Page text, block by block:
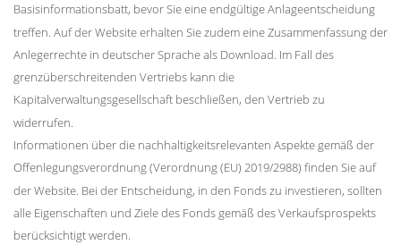
Basisinformationsbatt, bevor Sie eine endgültige Anlageentscheidung
treffen. Auf der Website erhalten Sie zudem eine Zusammenfassung der
Anlegerrechte in deutscher Sprache als Download. Im Fall des
grenzüberschreitenden Vertriebs kann die
Kapitalverwaltungsgesellschaft beschließen, den Vertrieb zu
widerrufen.
Informationen über die nachhaltigkeitsrelevanten Aspekte gemäß der
Offenlegungsverordnung (Verordnung (EU) 2019/2988) finden Sie auf
der Website. Bei der Entscheidung, in den Fonds zu investieren, sollten
alle Eigenschaften und Ziele des Fonds gemäß des Verkaufsprospekts
berücksichtigt werden.